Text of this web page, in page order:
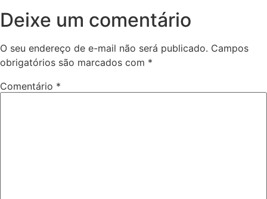
Deixe um comentário
O seu endereço de e-mail não será publicado. Campos
obrigatórios são marcados com *
Comentário *